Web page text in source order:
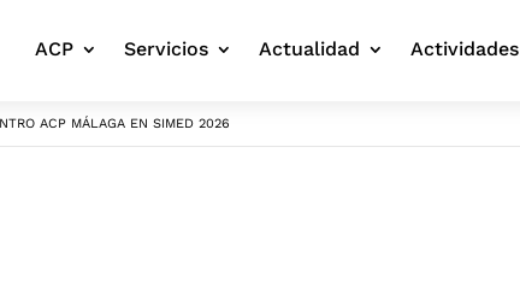
ACP Servicios Actualidad Actividades
ACP MÁLAGA EN SIMED 2026